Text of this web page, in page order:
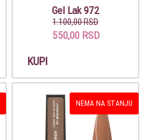
Gel Lak 972
1.100,00 RSD
550,00 RSD
KUPI
NEMA NA STANJU